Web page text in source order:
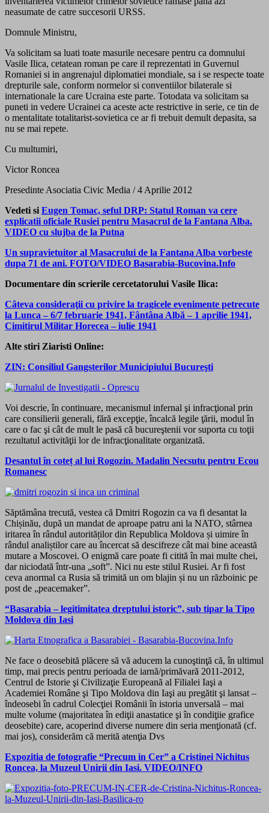
neasumate de catre succesorii URSS.
Domnule Ministru,
Va solicitam sa luati toate masurile necesare pentru ca domnului
Vasile Ilica, cetatean roman pe care il reprezentati in Guvernul
Romaniei si in angrenajul diplomatiei mondiale, sa i se respecte toate
drepturile sale, conform normelor si conventiilor bilaterale si
internationale la care Ucraina este parte. Totodata va solicitam sa
puneti in vedere Ucrainei ca aceste acte restrictive in serie, ce tin de
o mentalitate totalitarist-sovietica ce ar fi trebuit demult depasita, sa
nu se mai repete.
Cu multumiri,
Victor Roncea
Presedinte Asociatia Civic Media / 4 Aprilie 2012
Vedeti si Eugen Tomac, seful DRP: Statul Roman va cere
explicatii oficiale Rusiei pentru Masacrul de la Fantana Alba.
VIDEO cu slujba de la Putna
Un supravietuitor al Masacrului de la Fantana Alba vorbeste
dupa 71 de ani. FOTO/VIDEO Basarabia-Bucovina.Info
Documentare din scrierile cercetatorului Vasile Ilica:
Câteva consideraţii cu privire la tragicele evenimente petrecute
la Lunca – 6/7 februarie 1941, Fântâna Albă – 1 aprilie 1941,
Cimitirul Militar Horecea – iulie 1941
Alte stiri Ziaristi Online:
ZIN: Consiliul Gangsterilor Municipiului Bucureşti
Voi descrie, în continuare, mecanismul infernal şi infracţional prin
care consilierii generali, fără excepţie, încalcă legile ţării, modul în
care o fac şi cât de mult le pasă că bucureştenii vor suporta cu toţii
rezultatul activităţii lor de infracţionalitate organizată.
Desantul în coteț al lui Rogozin. Madalin Necsutu pentru Ecou
Romanesc
Săptămâna trecută, vestea că Dmitri Rogozin ca va fi desantat la
Chișinău, după un mandat de aproape patru ani la NATO, stârnea
iritarea în rândul autorităților din Republica Moldova și uimire în
rândul analiștilor care au încercat să descifreze cât mai bine această
mutare a Moscovei. O enigmă care poate fi citită în mai multe chei,
dar niciodată într-una „soft”. Nici nu este stilul Rusiei. Ar fi fost
ceva anormal ca Rusia să trimită un om blajin și nu un războinic pe
post de „peacemaker”.
“Basarabia – legitimitatea dreptului istoric”, sub tipar la Tipo
Moldova din Iasi
Ne face o deosebită plăcere să vă aducem la cunoştinţă că, în ultimul
timp, mai precis pentru perioada de iarnă/primăvară 2011-2012,
Centrul de Istorie şi Civilizaţie Europeană al Filialei Iaşi a
Academiei Române şi Tipo Moldova din Iaşi au pregătit şi lansat –
îndeosebi în cadrul Colecţiei Românii în istoria unversală – mai
multe volume (majoritatea în ediţii anastatice şi în condiţiie grafice
deosebite) care, acoperind diverse numere din seria menţionată (cf.
mai jos), considerăm că merită atenţia Dvs
Expozitia de fotografie “Precum in Cer” a Cristinei Nichitus
Roncea, la Muzeul Unirii din Iasi. VIDEO/INFO